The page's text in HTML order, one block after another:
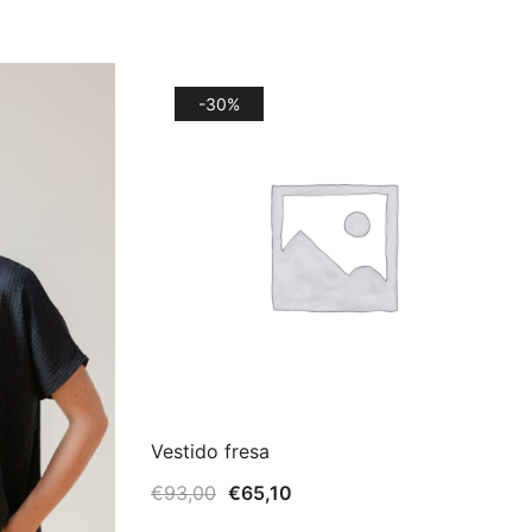
-30%
Vestido fresa
€93,00 El
€65,10